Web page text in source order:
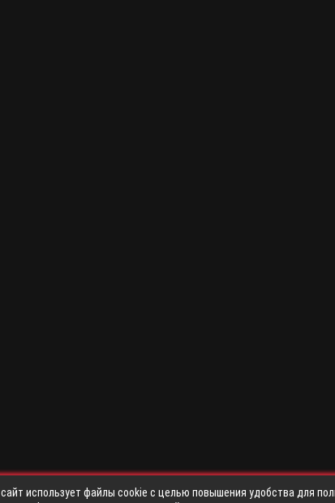
использует файлы cookie с целью повышения удобства для